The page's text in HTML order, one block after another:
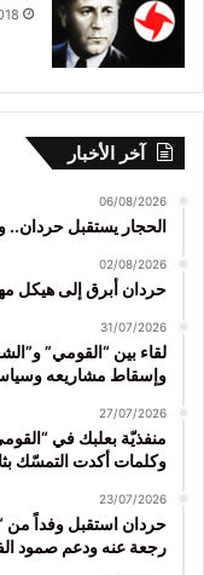
آخر الأخبار
06/08/2026
الحجار يستقبل حردان..
02/08/2026
حردان أبرق إلى هيكل
31/07/2026
لقاء بين “القومي”
وإسقاط مشاريعه
27/07/2026
منفذيّة بعلبك في
وكلمات أكدت التمسّك
23/07/2026
حردان استقبل وفداً من
رجعة عنه ودعم صمود